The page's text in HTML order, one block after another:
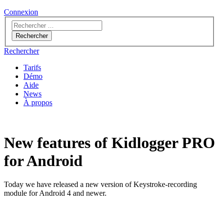
Connexion
Rechercher
Rechercher
Tarifs
Démo
Aide
News
À propos
New features of Kidlogger PRO
for Android
Today we have released a new version of Keystroke-recording
module for Android 4 and newer.